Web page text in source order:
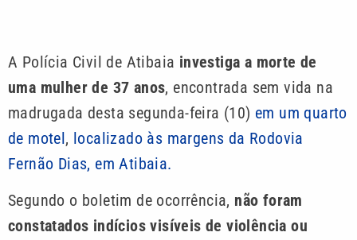
A Polícia Civil de Atibaia investiga a morte de
uma mulher de 37 anos, encontrada sem vida na
madrugada desta segunda-feira (10) em um quarto
de motel, localizado às margens da Rodovia
Fernão Dias, em Atibaia.
Segundo o boletim de ocorrência, não foram
constatados indícios visíveis de violência ou